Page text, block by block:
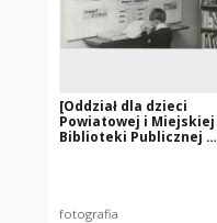
[Oddział dla dzieci
Powiatowej i Miejskiej
Biblioteki Publicznej w
fotografia